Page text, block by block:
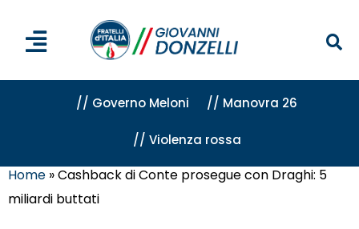
// Governo Meloni // Manovra 26
// Violenza rossa
Home »Cashback di Conte prosegue con Draghi: 5
miliardi buttati